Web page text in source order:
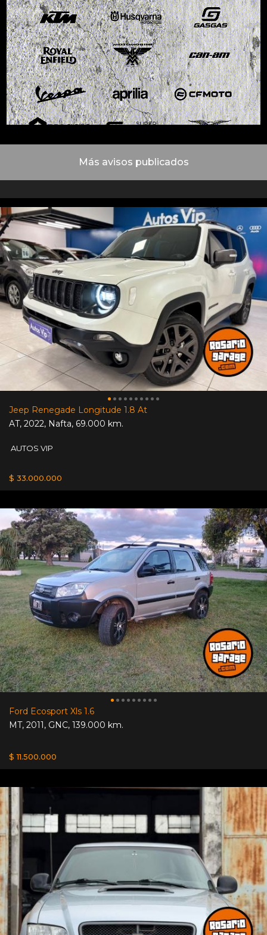
Más avisos publicados
Jeep Renegade Longitude 1.8 At
AT, 2022, Nafta, 69.000 km.
AUTOS VIP
$ 33.000.000
Ford Ecosport Xls 1.6
MT, 2011 , GNC, 139.000 km.
$ 11.500.000